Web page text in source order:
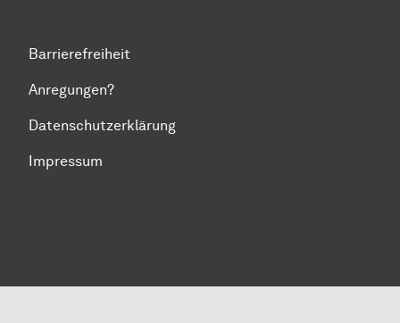
Barrierefreiheit
Anregungen?
Datenschutzerklärung
Impressum